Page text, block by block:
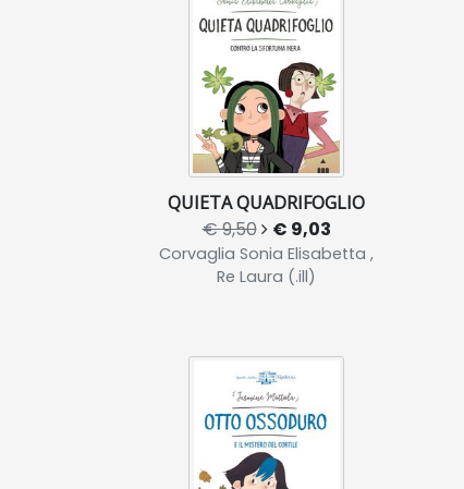
QUIETA QUADRIFOGLIO
€ 9,50 € 9,03
Corvaglia Sonia Elisabetta ,
Re Laura (.ill)